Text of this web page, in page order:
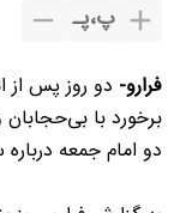
پ،پـ
فرارو- دو روز پس از
برخورد با
دو امام جمعه